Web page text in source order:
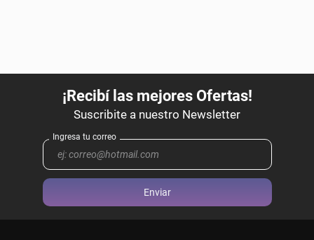
Enviar